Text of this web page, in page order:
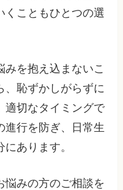
くこともひとつの選
を抱え込まないこ
、恥ずかしがらずに
適切なタイミングで
進行を防ぎ、日常生
あります。
悩みの方のご相談を